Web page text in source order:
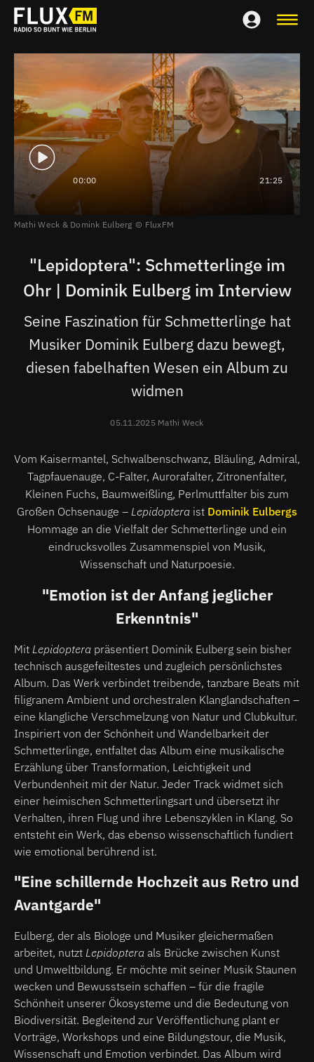
00:00 21:25
Mathi Weck & Domink Eulberg FluxFM
"Lepidoptera": Schmetterlinge im
Ohr | Dominik Eulberg im Interview
Seine Faszination für Schmetterlinge hat
Musiker Dominik Eulberg dazu bewegt,
diesen fabelhaften Wesen ein Album zu
widmen
05.11.2025 Mathi Weck
Vom Kaisermantel, Schwalbenschwanz, Bläuling, Admiral,
Tagpfauenauge, C-Falter, Aurorafalter, Zitronenfalter,
Kleinen Fuchs, Baumweißling, Perlmuttfalter bis zum
Großen Ochsenauge – Lepidoptera ist Dominik Eulbergs
Hommage an die Vielfalt der Schmetterlinge und ein
eindrucksvolles Zusammenspiel von Musik,
Wissenschaft und Naturpoesie.
"Emotion ist der Anfang jeglicher
Erkenntnis"
Mit Lepidoptera präsentiert Dominik Eulberg sein bisher
technisch ausgefeiltestes und zugleich persönlichstes
Album. Das Werk verbindet treibende, tanzbare Beats mit
filigranem Ambient und orchestralen Klanglandschaften –
eine klangliche Verschmelzung von Natur und Clubkultur.
Inspiriert von der Schönheit und Wandelbarkeit der
Schmetterlinge, entfaltet das Album eine musikalische
Erzählung über Transformation, Leichtigkeit und
Verbundenheit mit der Natur. Jeder Track widmet sich
einer heimischen Schmetterlingsart und übersetzt ihr
Verhalten, ihren Flug und ihre Lebenszyklen in Klang. So
entsteht ein Werk, das ebenso wissenschaftlich fundiert
wie emotional berührend ist.
"Eine schillernde Hochzeit aus Retro und
Avantgarde"
Eulberg, der als Biologe und Musiker gleichermaßen
arbeitet, nutzt Lepidoptera als Brücke zwischen Kunst
und Umweltbildung. Er möchte mit seiner Musik Staunen
wecken und Bewusstsein schaffen – für die fragile
Schönheit unserer Ökosysteme und die Bedeutung von
Biodiversität. Begleitend zur Veröffentlichung plant er
Vorträge, Workshops und eine Bildungstour, die Musik,
Wissenschaft und Emotion verbindet. Das Album wird